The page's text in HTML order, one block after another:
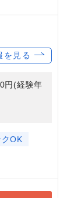
を見る
円(経験年
OK